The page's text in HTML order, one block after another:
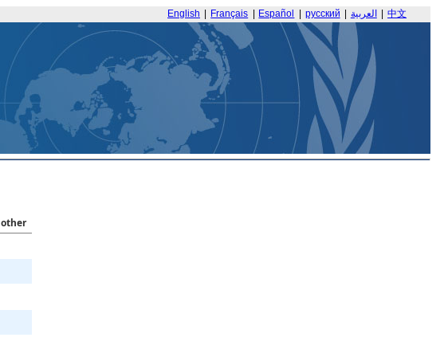
English Français Español русский العربية 中文
other